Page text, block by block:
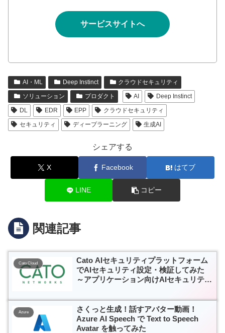
サービスサイトへ
AI・ML Deep Instinct
クラウドセキュリティ
ソリューション
プロダクト AI
Deep Instinct
DL
EDR EPP
クラウドセキュリティ
セキュリティ
ディープラーニング 生成AI
シェアする
X Facebook はてブ
LINE コピー
関連記事
Cato Cloud
Cato AIセキュリティプラットフォーム
でAIセキュリティ設定・検証してみた
～アプリケーション向けAIセキュリティ
Azure
さくっと生成！話すアバター動画！
Azure AI Speech で Text to Speech
Avatar を触ってみた